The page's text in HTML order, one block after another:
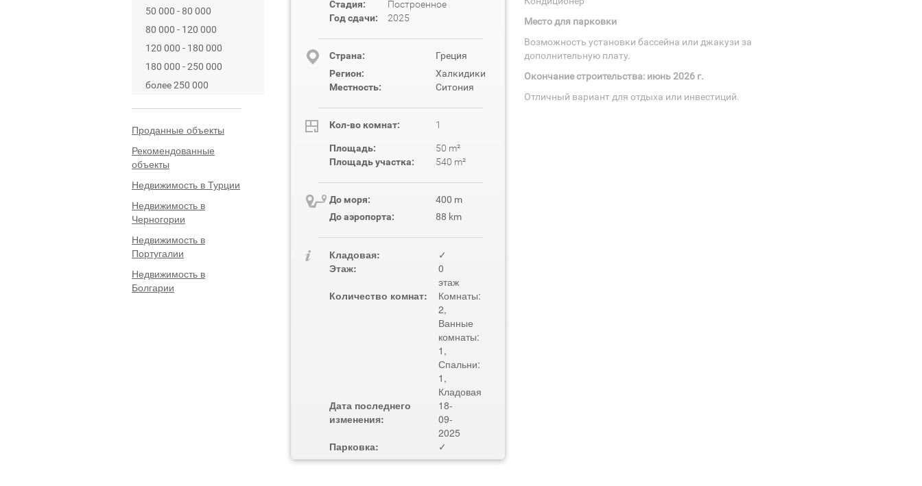
50 000 - 80 000
80 000 - 120 000
120 000 - 180 000
180 000 - 250 000
более 250 000
Проданные объекты
Рекомендованные
объекты
Недвижимость в Турции
Недвижимость в
Черногории
Недвижимость в
Португалии
Недвижимость в
Болгарии
Стадия:
Построенное
Год сдачи:
2025
Cтрана:
Греция
Регион:
Халкидики
Местность:
Ситония
Кол-во комнат: 1
Площадь:
50 m²
Площадь участка:
540 m²
До моря:
400 m
До аэропорта:
88 km
Кладовая:
✓
Этаж:
0
этаж
Количество комнат:
Комнаты:
2,
Ванные
комнаты:
1,
Спальни:
1,
Кладовая
Дата последнего
изменения:
18-
09-
2025
Парковка:
✓
Место для парковки
Возможность установки бассейна или джакузи за
дополнительную плату.
Окончание строительства: июнь 2026 г.
Отличный вариант для отдыха или инвестиций.